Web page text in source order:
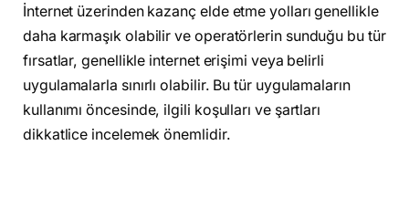
İnternet üzerinden kazanç elde etme yolları genellikle
daha karmaşık olabilir ve operatörlerin sunduğu bu tür
fırsatlar, genellikle internet erişimi veya belirli
uygulamalarla sınırlı olabilir. Bu tür uygulamaların
kullanımı öncesinde, ilgili koşulları ve şartları
dikkatlice incelemek önemlidir.